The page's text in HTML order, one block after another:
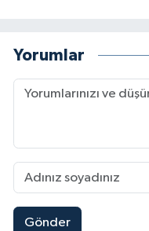
Yorumlar
Gönder